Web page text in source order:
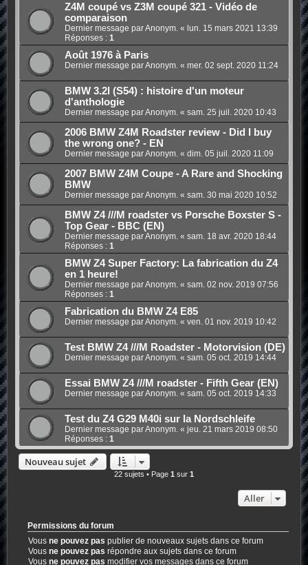
Z4M coupé vs Z3M coupé 321 - Vidéo de
comparaison
Dernier message par Anonym. « lun. 15 mars 2021 13:39
Réponses : 1
Août 1976 à Paris
Dernier message par Anonym. « mer. 02 sept. 2020 11:24
BMW 3.2l (S54) : histoire d'un moteur
d'anthologie
Dernier message par Anonym. « sam. 25 juil. 2020 10:43
2006 BMW Z4M Roadster review - Did I buy
the wrong one? - EN
Dernier message par Anonym. « dim. 05 juil. 2020 11:09
2007 BMW Z4M Coupe - A Rare and Shocking
BMW
Dernier message par Anonym. « sam. 30 mai 2020 10:52
BMW Z4 ///M roadster vs Porsche Boxster S -
Top Gear - BBC (EN)
Dernier message par Anonym. « sam. 18 avr. 2020 18:44
Réponses : 1
BMW Z4 Super Factory: La fabrication du Z4
en 1 heure!
Dernier message par Anonym. « sam. 02 nov. 2019 07:56
Réponses : 1
Fabrication du BMW Z4 E85
Dernier message par Anonym. « ven. 01 nov. 2019 10:42
Test BMW Z4 ///M Roadster - Motorvision (DE)
Dernier message par Anonym. « sam. 05 oct. 2019 14:44
Essai BMW Z4 ///M roadster - Fifth Gear (EN)
Dernier message par Anonym. « sam. 05 oct. 2019 14:33
Test du Z4 G29 M40i sur la Nordschleife
Dernier message par Anonym. « jeu. 21 mars 2019 08:50
Réponses : 1
Nouveau sujet
22 sujets • Page 1 sur 1
Aller
Permissions du forum
Vousne pouvez pas publier de nouveaux sujets dans ce forum
Vousne pouvez pas répondre aux sujets dans ce forum
Vousne pouvez pas modifier vos messages dans ce forum